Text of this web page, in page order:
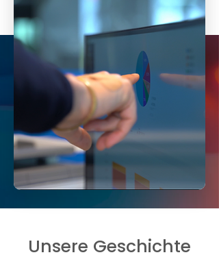
Unsere Geschichte